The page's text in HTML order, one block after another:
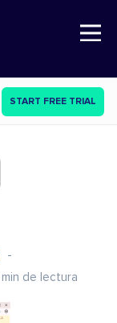
Open Nav
START FREE TRIAL
min de lectura